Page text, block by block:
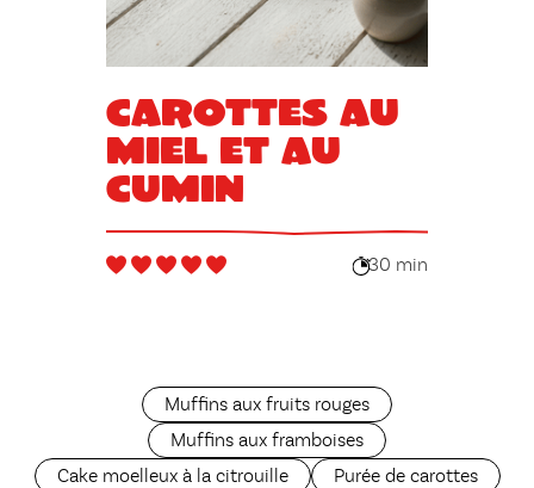
Carottes au
miel et au
cumin
30 min
Muffins aux fruits rouges
Muffins aux framboises
Cake moelleux à la citrouille
Purée de carottes